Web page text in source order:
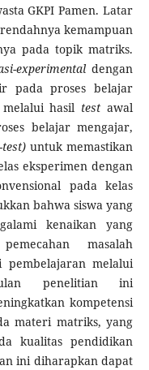
GKPI Pamen. Latar
kemampuan
pada topik matriks.
experimental dengan
pada proses belajar
hasil test awal
belajar mengajar,
untuk memastikan
eksperimen dengan
pada kelas
bahwa siswa yang
kenaikan yang
masalah
pembelajaran melalui
penelitian ini
kompetensi
materi matriks, yang
kualitas pendidikan
ini diharapkan dapat